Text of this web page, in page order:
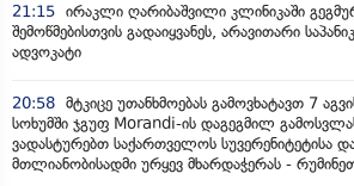
21:15 ირაკლი ღარიბაშვილი კლინიკაში
შემოწმებისთვის გადაიყვანეს, არავითარი
ადვოკატი
20:58 მტკიცე უთანხმოებას გამოვხატავთ 7
სოხუმში ჯგუფ Morandi-ის დაგეგმილ
ვადასტურებთ საქართველოს სუვერენიტეტისა
მთლიანობისადმი ურყევ მხარდაჭერას -